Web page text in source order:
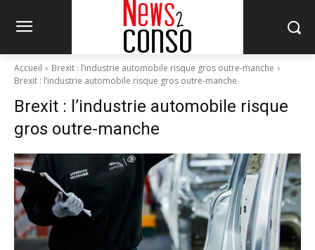
Accueil
Brexit : l’industrie automobile risque gros outre-manche
Brexit : l’industrie automobile risque gros outre-manche
Brexit : l’industrie automobile risque
gros outre-manche